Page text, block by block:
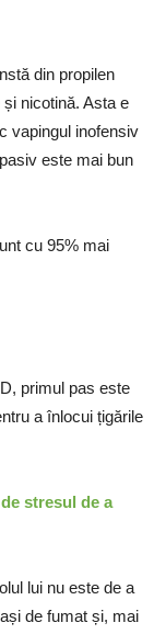
din propilen
nicotină. Asta e
vapingul inofensiv
este mai bun
cu 95% mai
primul pas este
a înlocui țigările
stresul de a
lui nu este de a
de fumat și, mai